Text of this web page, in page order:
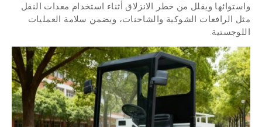
واستوائها ويقلل من خطر الانزلاق أثناء استخدام معدات النقل
مثل الرافعات الشوكية والشاحنات، ويضمن سلامة العمليات
اللوجستية.